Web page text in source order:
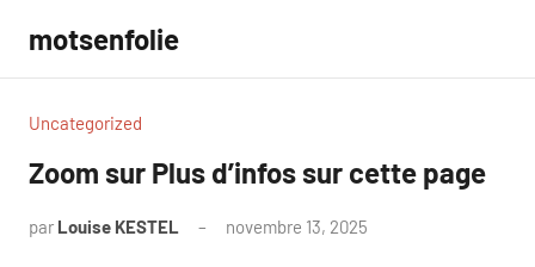
contenu
motsenfolie
Uncategorized
Zoom sur Plus d’infos sur cette page
par Louise KESTEL novembre 13, 2025